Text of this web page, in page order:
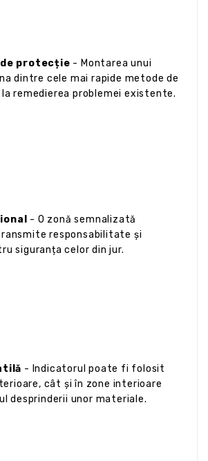
protecție - Montarea unui
dintre cele mai rapide metode de
remedierea problemei existente.
- O zonă semnalizată
responsabilitate și
siguranța celor din jur.
- Indicatorul poate fi folosit
cât și în zone interioare
desprinderii unor materiale.